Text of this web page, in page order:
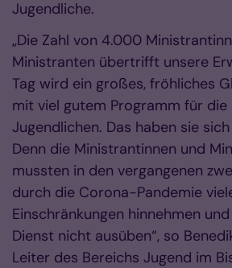
Jugendliche.
„Die Zahl von 4.000
Ministranten übertrifft unsere
Tag wird ein großes, fröhliches
mit viel gutem Programm für die
Jugendlichen. Das haben sie
Denn die Ministrantinnen und
mussten in den vergangenen
durch die Corona-Pandemie
Einschränkungen hinnehmen
Dienst nicht ausüben“, so
Leiter des Bereichs Jugend im